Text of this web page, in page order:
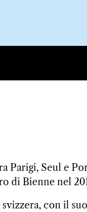
Parigi, Seul e
di Bienne nel
con il